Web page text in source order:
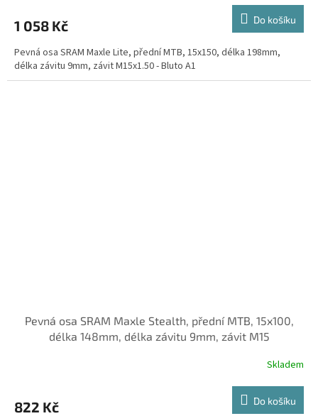
1 058 Kč Do košíku
Pevná osa SRAM Maxle Lite, přední MTB, 15x150, délka 198mm,
délka závitu 9mm, závit M15x1.50 - Bluto A1
Pevná osa SRAM Maxle Stealth, přední MTB, 15x100,
délka 148mm, délka závitu 9mm, závit M15
Skladem
822 Kč Do košíku